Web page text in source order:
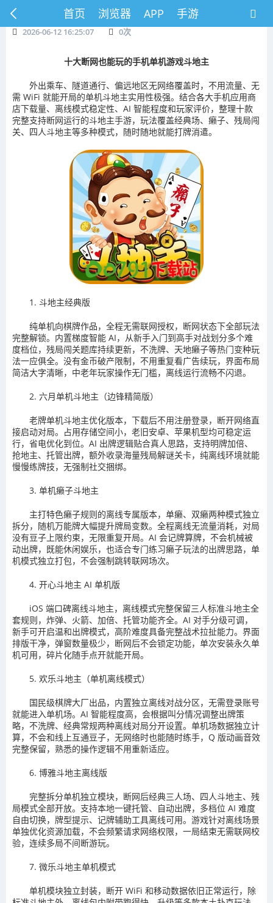
首页 浏览器 APP 手游
2026-06-12 16:25:07 0次
十大断网也能玩的手机单机游戏斗地主
外出乘车、隧道通行、偏远地区无网络覆盖时，不用流量、无
需 WiFi 就能开局的单机斗地主实用性极强。结合各大手机应用商
店下载量、离线模式稳定性、AI 智能程度和玩家评价，整理十款
完整支持断网运行的斗地主手游，玩法覆盖经典场、癞子、残局闯
关、四人斗地主等多种模式，随时随地就能打牌消遣。
1. 斗地主经典版
纯单机向棋牌作品，全程无需联网授权，断网状态下全部玩法
完整解锁。内置梯度智能 AI，从新手入门到高手对战划分多个难
度档位，残局闯关题库持续更新，不洗牌、天地癞子等热门变种玩
法一应俱全。没有金币破产限制，不用重复看广告续玩，界面布局
简洁大字清晰，中老年玩家操作无门槛，离线运行流畅不闪退。
2. 六月单机斗地主（边锋精简版）
老牌单机斗地主优化版本，下载后不用注册登录，断开网络直
接启动对局。占用存储空间小，老旧安卓、苹果机型均可稳定运
行，省电优化到位。AI 出牌逻辑贴合真人思路，支持明牌加倍、
抢地主、托管出牌，额外收录海量残局解谜关卡，纯离线环境就能
慢慢练牌技，无强制社交捆绑。
3. 单机癞子斗地主
主打特色癞子规则的离线专属版本，单癞、双癞两种模式独立
拆分，随机万能牌大幅提升牌局变数。全程离线无流量消耗，对局
没有豆子上限约束，无限重复开局。AI 会记牌算牌，不会机械被
动出牌，既能休闲娱乐，也适合专门练习癞子玩法的出牌思路，单
机模式独立打包，不会强制跳转联网场次。
4. 开心斗地主 AI 单机版
iOS 端口碑离线斗地主，离线模式完整保留三人标准斗地主全
套规则，炸弹、火箭、加倍、托管功能齐全。AI 对手分级可调，
新手可开启温和出牌模式，高阶难度具备完整战术拉扯能力。界面
排版干净，弹窗数量极少，断网后不会锁定功能，单次安装永久单
机可用，碎片化随手点开就能开局。
5. 欢乐斗地主（单机离线模式）
国民级棋牌大厂出品，内置独立离线对战分区，无需登录账号
就能进入单机场。AI 智能程度高，会根据叫分情况调整出牌策
略，不洗牌、经典常规两种离线对局分开设置。单机场数据独立计
算，不会和线上互通豆子，无网络时也能随时练手，Q 版动画音效
完整保留，熟悉的操作逻辑不用重新适应。
6. 博雅斗地主离线版
完整拆分单机独立模块，断网后经典三人场、四人斗地主、残
局模式全部开放。支持本地一键托管、自动出牌，多档位 AI 难度
自由切换，牌型提示、记牌辅助工具离线可用。游戏针对离线场景
单独优化资源加载，不会频繁请求网络权限，一局结束无需联网校
验，连续多局不间断游玩。
7. 微乐斗地主单机模式
单机模块独立封装，断开 WiFi 和移动数据依旧正常运行，除